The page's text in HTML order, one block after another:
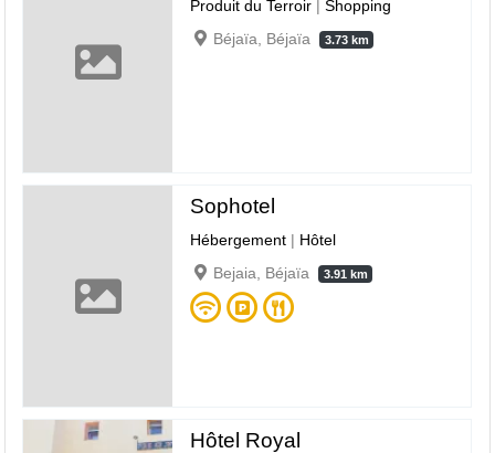
Produit du Terroir |Shopping
Béjaïa, Béjaïa
3.73 km
Sophotel
Hébergement | Hôtel
Bejaia, Béjaïa
3.91 km
Hôtel Royal